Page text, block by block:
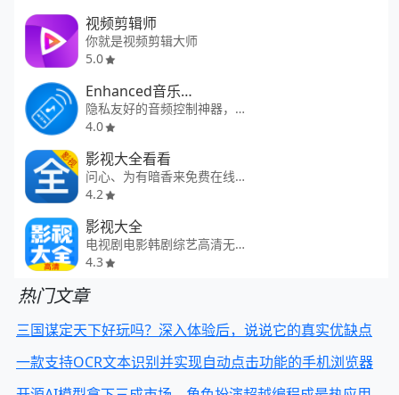
视频剪辑师
你就是视频剪辑大师
5.0
Enhanced音乐控制器
隐私友好的音频控制神器，轻松掌控网络播放器和影音接收器！
4.0
影视大全看看
问心、为有暗香来免费在线看
4.2
影视大全
电视剧电影韩剧综艺高清无广告
4.3
热门文章
三国谋定天下好玩吗？深入体验后，说说它的真实优缺点
一款支持OCR文本识别并实现自动点击功能的手机浏览器